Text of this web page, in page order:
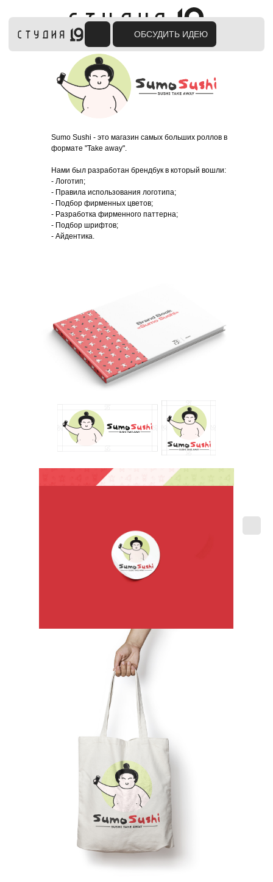
ОБСУДИТЬ ИДЕЮ
Sumo Sushi - это магазин самых больших роллов в
формате "Take away".
Нами был разработан брендбук в который вошли:
- Логотип;
- Правила использования логотипа;
- Подбор фирменных цветов;
- Разработка фирменного паттерна;
- Подбор шрифтов;
- Айдентика.